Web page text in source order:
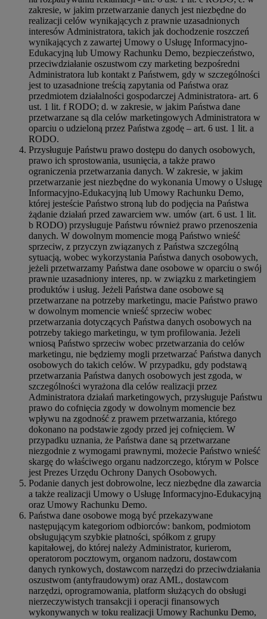
zakresie, w jakim przetwarzanie danych jest niezbędne do
realizacji celów wynikających z prawnie uzasadnionych
interesów Administratora, takich jak dochodzenie roszczeń
wynikających z zawartej Umowy o Usługę Informacyjno-
Edukacyjną lub Umowy Rachunku Demo, bezpieczeństwo,
przeciwdziałanie oszustwom czy marketing bezpośredni
Administratora lub kontakt z Państwem, gdy w szczególności
jest to uzasadnione treścią zapytania od Państwa oraz
przedmiotem działalności gospodarczej Administratora- art. 6
ust. 1 lit. f RODO; d. w zakresie, w jakim Państwa dane
przetwarzane są dla celów marketingowych Administratora w
oparciu o udzieloną przez Państwa zgodę – art. 6 ust. 1 lit. a
RODO.
Przysługuje Państwu prawo dostępu do danych osobowych,
prawo ich sprostowania, usunięcia, a także prawo
ograniczenia przetwarzania danych. W zakresie, w jakim
przetwarzanie jest niezbędne do wykonania Umowy o Usługę
Informacyjno-Edukacyjną lub Umowy Rachunku Demo,
której jesteście Państwo stroną lub do podjęcia na Państwa
żądanie działań przed zawarciem ww. umów (art. 6 ust. 1 lit.
b RODO) przysługuje Państwu również prawo przenoszenia
danych. W dowolnym momencie mogą Państwo wnieść
sprzeciw, z przyczyn związanych z Państwa szczególną
sytuacją, wobec wykorzystania Państwa danych osobowych,
jeżeli przetwarzamy Państwa dane osobowe w oparciu o swój
prawnie uzasadniony interes, np. w związku z marketingiem
produktów i usług. Jeżeli Państwa dane osobowe są
przetwarzane na potrzeby marketingu, macie Państwo prawo
w dowolnym momencie wnieść sprzeciw wobec
przetwarzania dotyczących Państwa danych osobowych na
potrzeby takiego marketingu, w tym profilowania. Jeżeli
wniosą Państwo sprzeciw wobec przetwarzania do celów
marketingu, nie będziemy mogli przetwarzać Państwa danych
osobowych do takich celów. W przypadku, gdy podstawą
przetwarzania Państwa danych osobowych jest zgoda, w
szczególności wyrażona dla celów realizacji przez
Administratora działań marketingowych, przysługuje Państwu
prawo do cofnięcia zgody w dowolnym momencie bez
wpływu na zgodność z prawem przetwarzania, którego
dokonano na podstawie zgody przed jej cofnięciem. W
przypadku uznania, że Państwa dane są przetwarzane
niezgodnie z wymogami prawnymi, możecie Państwo wnieść
skargę do właściwego organu nadzorczego, którym w Polsce
jest Prezes Urzędu Ochrony Danych Osobowych.
Podanie danych jest dobrowolne, lecz niezbędne dla zawarcia
a także realizacji Umowy o Usługę Informacyjno-Edukacyjną
oraz Umowy Rachunku Demo.
Państwa dane osobowe mogą być przekazywane
następującym kategoriom odbiorców: bankom, podmiotom
obsługującym szybkie płatności, spółkom z grupy
kapitałowej, do której należy Administrator, kurierom,
operatorom pocztowym, organom nadzoru, dostawcom
danych rynkowych, dostawcom narzędzi do przeciwdziałania
oszustwom (antyfraudowym) oraz AML, dostawcom
narzędzi, oprogramowania, platform służących do obsługi
nierzeczywistych transakcji i operacji finansowych
wykonywanych w toku realizacji Umowy Rachunku Demo,